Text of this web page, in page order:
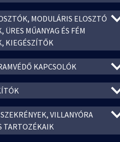
MODULÁRIS ELOSZTÓ
ÜRES MŰANYAG ÉS FÉM
KIEGÉSZÍTŐK
KAPCSOLÓK
VILLANYÓRA
TARTOZÉKAIK